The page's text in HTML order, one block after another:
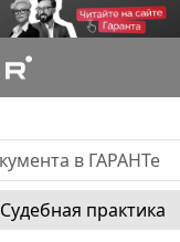
Судебная практика